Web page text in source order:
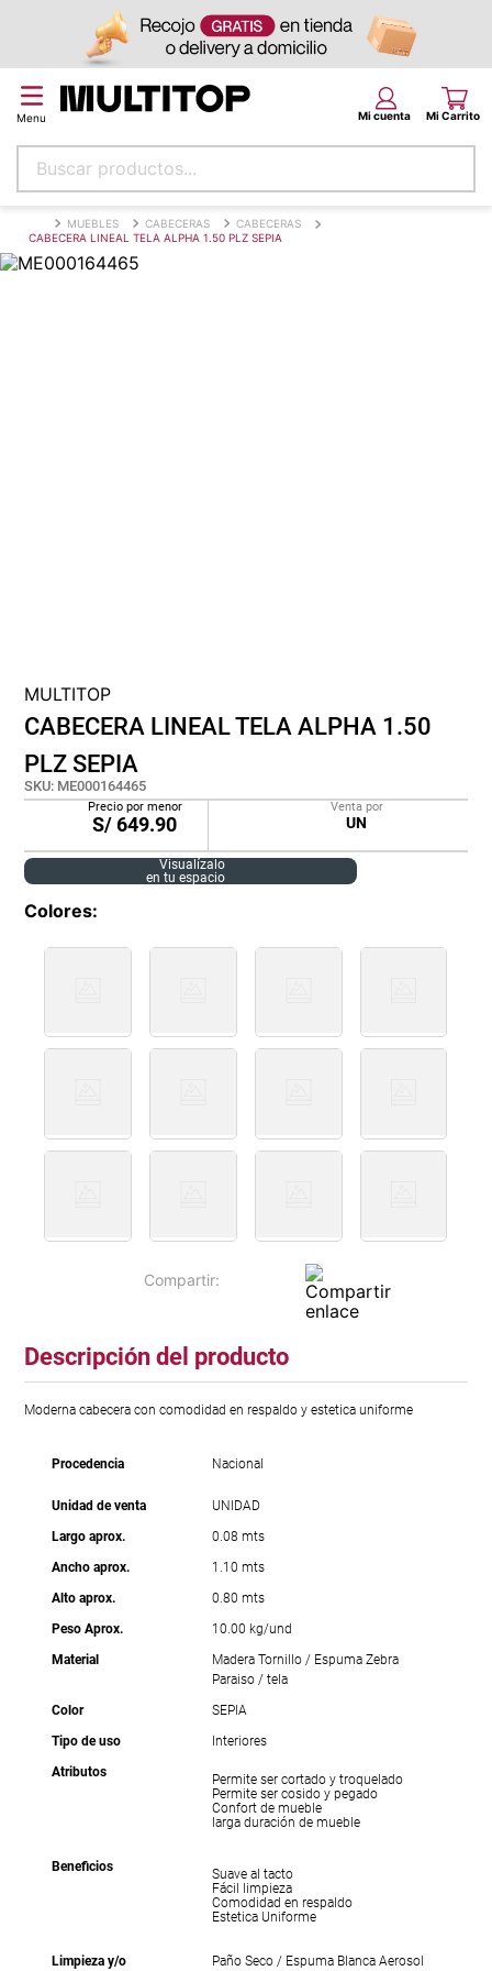
Buscar productos...
MUEBLES CABECERAS
CABECERAS
CABECERA LINEAL TELA ALPHA 1.50 PLZ SEPIA
MULTITOP
CABECERA LINEAL TELA ALPHA 1.50
PLZ SEPIA
SKU: ME000164465
Precio por menor
S/649.90
Venta por
UN
Visualízalo
en tu espacio
Colores
Descripción del producto
Moderna cabecera con comodidad en respaldo y estetica uniforme
Procedencia Nacional
Unidad de venta
UNIDAD
Largo aprox.
0.08 mts
Ancho aprox.
1.10 mts
Alto aprox.
0.80 mts
Peso Aprox.
10.00 kg/und
Material
Madera Tornillo / Espuma Zebra
Paraiso / tela
Color
SEPIA
Tipo de uso
Interiores
Atributos
Permite ser cortado y troquelado
Permite ser cosido y pegado
Confort de mueble
larga duración de mueble
Beneficios
Suave al tacto
Fácil limpieza
Comodidad en respaldo
Estetica Uniforme
Limpieza y/o Paño Seco / Espuma Blanca Aerosol
Términos más buscados
papel tapiz